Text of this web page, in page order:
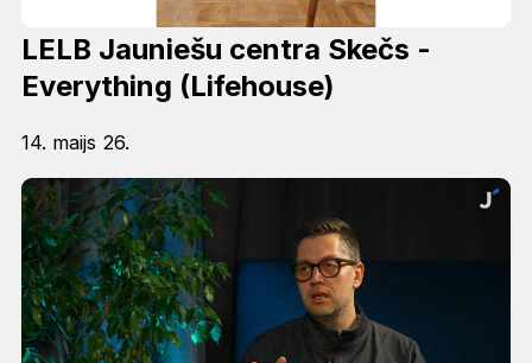
LELB Jauniešu centra Skečs -
Everything (Lifehouse)
14. maijs 26.